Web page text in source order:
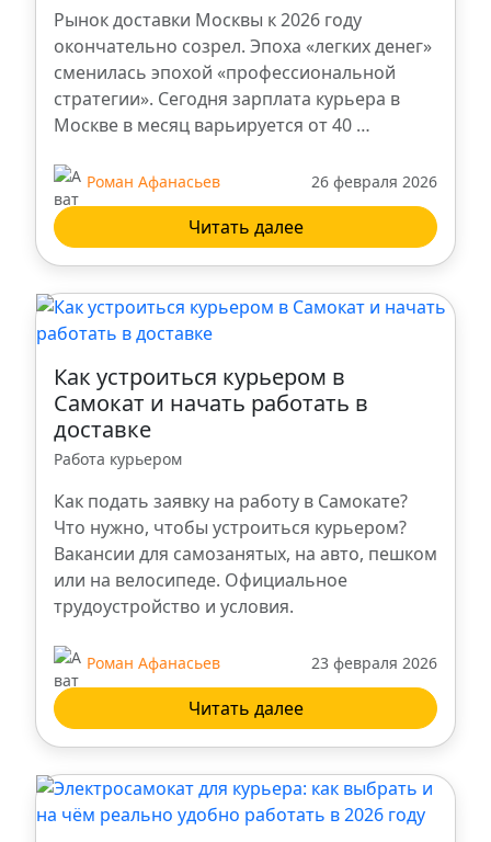
Ступино
Ульяновск
Ханты-Мансийск
Брянск
Владикавказ
Нальчик
Пенза
Калуга
Тольятти
Омск
Барнаул
Киров
Рынок доставки Москвы к 2026 году
окончательно созрел. Эпоха «легких денег»
сменилась эпохой «профессиональной
стратегии». Сегодня зарплата курьера в
Москве в месяц варьируется от 40 …
Роман Афанасьев 26 февраля 2026
Читать далее
Как устроиться курьером в
Самокат и начать работать в
доставке
Работа курьером
Как подать заявку на работу в Самокате?
Что нужно, чтобы устроиться курьером?
Вакансии для самозанятых, на авто, пешком
или на велосипеде. Официальное
трудоустройство и условия.
Роман Афанасьев 23 февраля 2026
Читать далее